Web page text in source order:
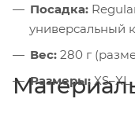
Посадка:
универсальный
Вес: 280 г
Размеры: XS–XL